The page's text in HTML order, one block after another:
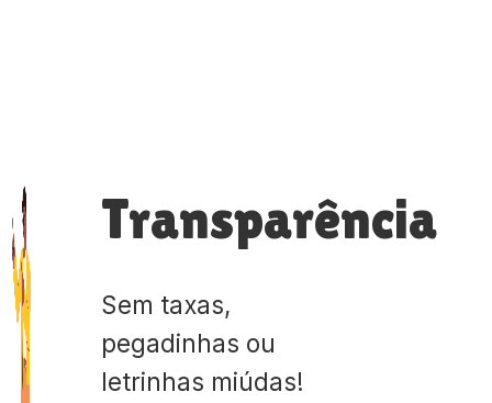
Transparência
Sem taxas,
pegadinhas ou
letrinhas miúdas!